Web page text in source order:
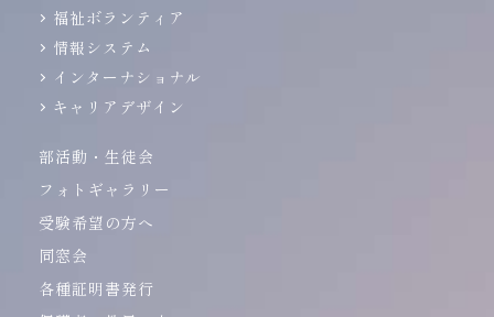
福祉ボランティア
情報システム
インターナショナル
キャリアデザイン
部活動・生徒会
フォトギャラリー
受験希望の方へ
同窓会
各種証明書発行